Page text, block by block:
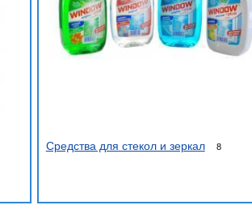
Средства для стекол и зеркал 8